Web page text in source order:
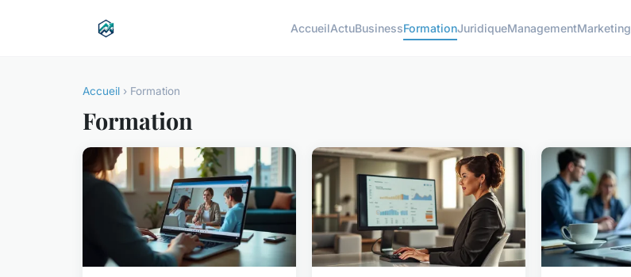
AccueilActuBusinessFormationJuridiqueManagementMarketing
Accueil › Formation
Formation